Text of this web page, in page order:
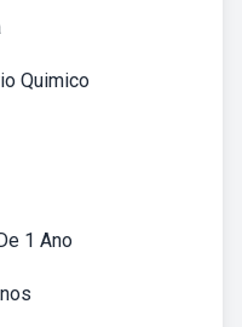
Quimico
1 Ano